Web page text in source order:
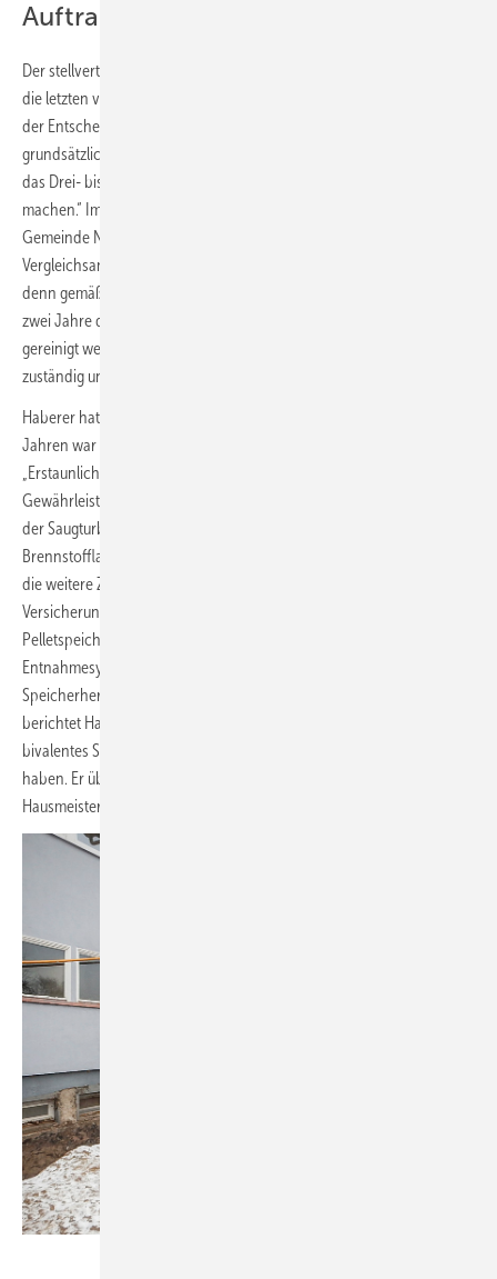
Auftraggebers
Der stellvertretende Bauamtsleiter Andreas Haberer blickt zurück auf
die letzten vier Heizperioden und stellt im April 2023 fest: „Wir sind mit
der Entscheidung, auf den Brennstoff Holzpellets umzustellen,
grundsätzlich zufrieden, wenngleich uns die Preissteigerungen auf
das Drei- bis Vierfache in den letzten zwölf Monaten zu schaffen
machen.“ Im Gegensatz zu einem privaten Heizungsbetreiber muss die
Gemeinde Niedereschach vor jeder Pelletlieferung
Vergleichsangebote einholen. Das kostet Zeit und Aufmerksamkeit,
denn gemäß DIN EN ISO 20023 sollte nach fünf Lieferungen bzw. alle
zwei Jahre das Lager vollständig entleert und von Feinanteilen
gereinigt werden. Dafür sind üblicherweise die Pelletlieferanten
zuständig und mit entsprechender Technik ausgestattet.
Haberer hat jedoch auch Überraschungen erlebt. Nach eineinhalb
Jahren war der Brennrost im Heizungskessel durchgeglüht.
„Erstaunlich, aber nicht dramatisch – war noch innerhalb der
Gewährleistungszeit.“ Dann gab es einen Schaden in der Schnecke
der Saugturbine. Durch ein seltsames Metallteil, das aus dem
Brennstofflager bzw. der Pelletlieferung gekommen sein muss, wurde
die weitere Zufuhr von Pellets in den Kessel blockiert. Hier hat eine
Versicherung die Reparaturkosten übernommen. Und im
Pelletspeicher hatte der Saugschlauch am pneumatischen
Entnahmesystem „Maulwurf“ Schaden genommen, wobei der
Speicherhersteller den Austausch kurzfristig vorgenommen habe,
berichtet Haberer und fügt hinzu: „Gut, dass wir durch unser
bivalentes System den gasbetriebenen Spitzenlastkessel in Reserve
haben. Er überbrückt derartige Situationen automatisch. So kann der
Hausmeister in Ruhe die Beseitigung einer Störung veranlassen“.